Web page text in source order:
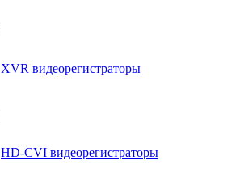
XVR видеорегистраторы
HD-CVI видеорегистраторы